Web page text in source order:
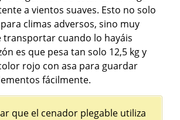
a vientos suaves. Esto no solo
climas adversos, sino muy
transportar cuando lo hayáis
es que pesa tan solo 12,5 kg y
rojo con asa para guardar
fácilmente.
que el cenador plegable utiliza